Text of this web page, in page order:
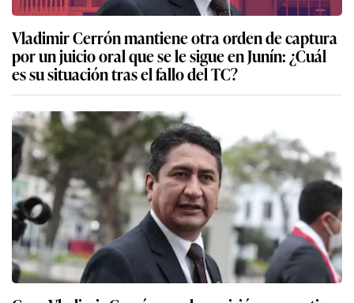
Vladimir Cerrón mantiene otra orden de captura
por un juicio oral que se le sigue en Junín: ¿Cuál
es su situación tras el fallo del TC?